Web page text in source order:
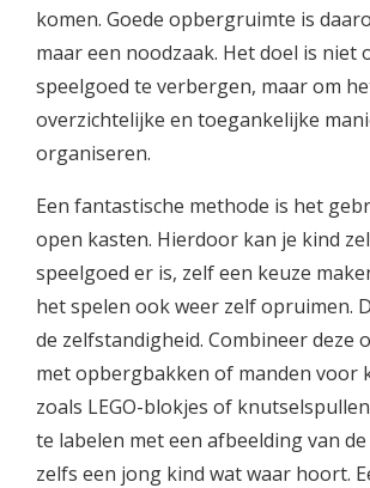
komen. Goede opbergruimte is
maar een noodzaak. Het doel is niet
speelgoed te verbergen, maar om
overzichtelijke en toegankelijke
organiseren.
Een fantastische methode is het
open kasten. Hierdoor kan je kind
speelgoed er is, zelf een keuze
het spelen ook weer zelf opruimen.
de zelfstandigheid. Combineer deze
met opbergbakken of manden voor
zoals LEGO-blokjes of
te labelen met een afbeelding van
zelfs een jong kind wat waar hoort.